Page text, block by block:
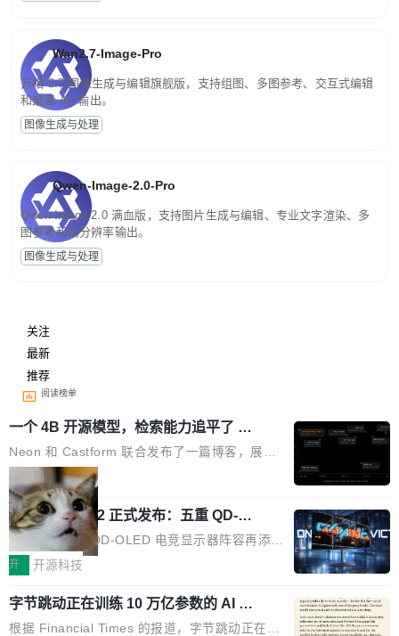
Wan2.7-Image-Pro
万相 2.7 图像生成与编辑旗舰版，支持组图、多图参考、交互式编辑
和最高 4K 输出。
图像生成与处理
Qwen-Image-2.0-Pro
Qwen-Image-2.0 满血版，支持图片生成与编辑、专业文字渲染、多
图参考和高分辨率输出。
图像生成与处理
关注
最新
推荐
阅读榜单
一个 4B 开源模型，检索能力追平了 G
PT-5.6 Sol，成本降到 1/100
Neon 和 Castform 联合发布了一篇博客，展示
了一个惊人的结果：一个 4B 参数的开源模型，
经过 RL 后训练之后，在检索任务上的准确率追
平了 GPT-5.6 Sol，但每次请求的成本只有对方
的 1/100。 具体来说，GPT-5.6 Sol 做一次典型
的多轮搜索请求需要超过 10 秒，端到端成本约
来说，这个速度和成本都"高得让人没法用"。而
4B 开源模型在推理速度上快了几个数量级，成
局
技嘉 GO27Q32 正式发布：五重 QD-OL
ED 面板加持，320Hz 极速与影院级画
面兼得
技嘉科技旗下 QD-OLED 电竞显示器阵容再添旗
舰新作。GO27Q32 将于 2026 年 9 月 15 日正
nta Tandem 五重发光架构为核心，为高端玩家
打造速度与画质不妥协的沉浸体验。 GO27Q32
开 开源科技
字节跳动正在训练 10 万亿参数的 AI 模
型
根据 Financial Times 的报道，字节跳动正在训